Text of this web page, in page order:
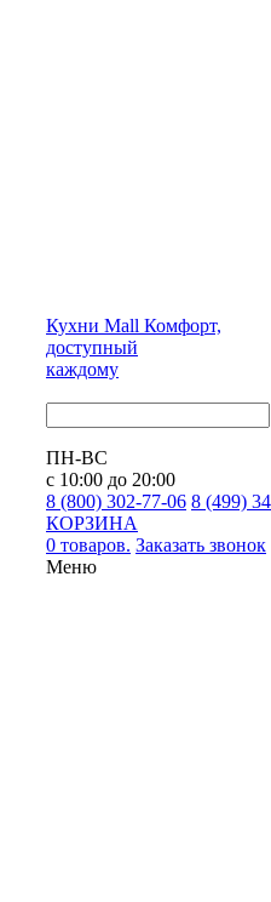
Кухни Mall Комфорт,
доступный
каждому
ПН-ВС
с 10:00 до 20:00
8 (800) 302-77-06 8 (499)
КОРЗИНА
0 товаров. Заказать звонок
Меню